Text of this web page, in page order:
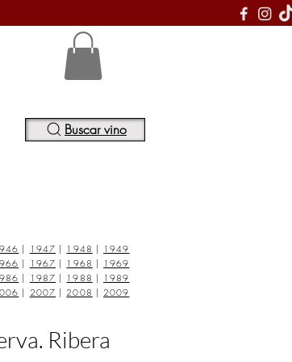
Buscar vino
| 1947 | 1948 | 1949
| 1967 | 1968 | 1969
| 1987 | 1988 | 1989
| 2007 | 2008 | 2009
Ribera